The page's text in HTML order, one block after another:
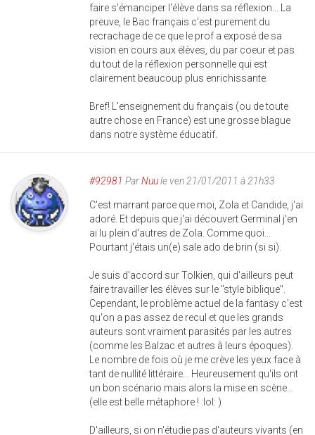
faire s'émanciper l'élève dans sa réflexion... La
preuve, le Bac français c'est purement du
recrachage de ce que le prof a exposé de sa
vision en cours aux élèves, du par coeur et pas
du tout de la réflexion personnelle qui est
clairement beaucoup plus enrichissante.
Bref! L'enseignement du français (ou de toute
autre chose en France) est une grosse blague
dans notre système éducatif.
#92981 ParNuule ven 21/01/2011 à 21h33
C'est marrant parce que moi, Zola et Candide, j'ai
adoré. Et depuis que j'ai découvert Germinal j'en
ai lu plein d'autres de Zola. Comme quoi...
Pourtant j'étais un(e) sale ado de brin (si si).
Je suis d'accord sur Tolkien, qui d'ailleurs peut
faire travailler les élèves sur le "style biblique".
Cependant, le problème actuel de la fantasy c'est
qu'on a pas assez de recul et que les grands
auteurs sont vraiment parasités par les autres
(comme les Balzac et autres à leurs époques).
Le nombre de fois où je me crève les yeux face à
tant de nullité littéraire... Heureusement qu'ils ont
un bon scénario mais alors la mise en scène...
(elle est belle métaphore ! :lol: )
D'ailleurs, si on n'étudie pas d'auteurs vivants (en